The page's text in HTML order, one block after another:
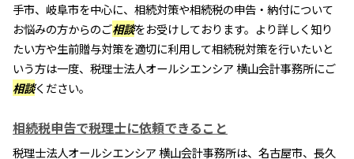
手市、岐阜市を中心に、相続対策や相続税の申告・納付について
お悩みの方からのご相談をお受けしております。より詳しく知り
たい方や生前贈与対策を適切に利用して相続税対策を行いたいと
いう方は一度、税理士法人オールシエンシア 横山会計事務所にご
相談ください。
相続税申告で税理士に依頼できること
税理士法人オールシエンシア 横山会計事務所は、名古屋市、長久